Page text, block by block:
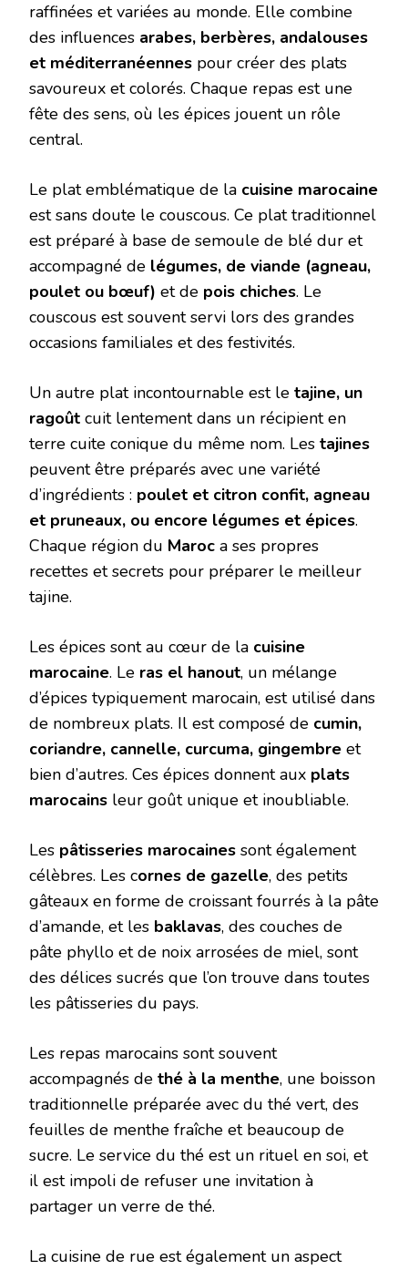
raffinées et variées au monde. Elle combine
des influences arabes, berbères, andalouses
et méditerranéennes pour créer des plats
savoureux et colorés. Chaque repas est une
fête des sens, où les épices jouent un rôle
central.
Le plat emblématique de la cuisine marocaine
est sans doute le couscous. Ce plat traditionnel
est préparé à base de semoule de blé dur et
accompagné de légumes, de viande (agneau,
poulet ou bœuf) et de pois chiches. Le
couscous est souvent servi lors des grandes
occasions familiales et des festivités.
Un autre plat incontournable est le tajine, un
ragoût cuit lentement dans un récipient en
terre cuite conique du même nom. Les tajines
peuvent être préparés avec une variété
d’ingrédients : poulet et citron confit, agneau
et pruneaux, ou encore légumes et épices.
Chaque région du Maroc a ses propres
recettes et secrets pour préparer le meilleur
tajine.
Les épices sont au cœur de la cuisine
marocaine. Le ras el hanout, un mélange
d’épices typiquement marocain, est utilisé dans
de nombreux plats. Il est composé de cumin,
coriandre, cannelle, curcuma, gingembre et
bien d’autres. Ces épices donnent aux plats
marocains leur goût unique et inoubliable.
Les pâtisseries marocaines sont également
célèbres. Les cornes de gazelle, des petits
gâteaux en forme de croissant fourrés à la pâte
d’amande, et les baklavas, des couches de
pâte phyllo et de noix arrosées de miel, sont
des délices sucrés que l’on trouve dans toutes
les pâtisseries du pays.
Les repas marocains sont souvent
accompagnés de thé à la menthe, une boisson
traditionnelle préparée avec du thé vert, des
feuilles de menthe fraîche et beaucoup de
sucre. Le service du thé est un rituel en soi, et
il est impoli de refuser une invitation à
partager un verre de thé.
La cuisine de rue est également un aspect